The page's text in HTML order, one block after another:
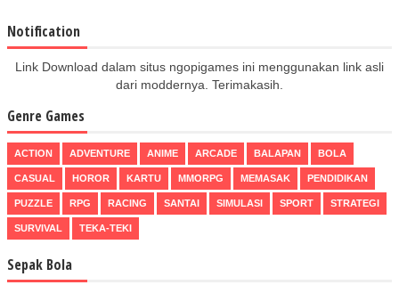
Notification
Link Download dalam situs ngopigames ini menggunakan link asli
dari moddernya. Terimakasih.
Genre Games
ACTION ADVENTURE ANIME ARCADE BALAPAN BOLA
CASUAL HOROR KARTU MMORPG MEMASAK PENDIDIKAN
PUZZLE RPG RACING SANTAI SIMULASI SPORT STRATEGI
SURVIVAL TEKA-TEKI
Sepak Bola